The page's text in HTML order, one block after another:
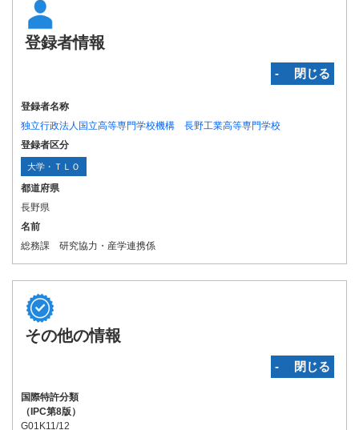
登録者情報
‐ 閉じる
登録者名称
独立行政法人国立高等専門学校機構 長野工業高等専門学校
登録者区分
大学・ＴＬＯ
都道府県
長野県
名前
総務課 研究協力・産学連携係
その他の情報
‐ 閉じる
国際特許分類
（IPC第8版）
G01K11/12